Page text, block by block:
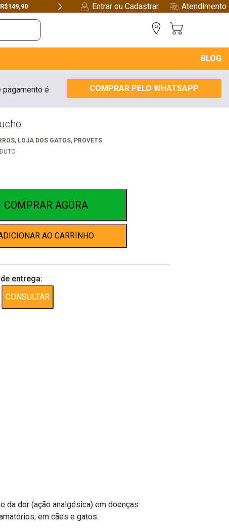
FRETE GRÁTIS PARA GOIÁSEM COMPRASACIMA DE R$299,90
Next
Entrar ou Cadastrar
Atendimento
BLOG
é
COMPRAR PELO WHATSAPP
, LOJA DOS GATOS, PROVETS
COMPRAR AGORA
AO CARRINHO
entrega:
CONSULTAR
da dor (ação analgésica) em doenças
em cães e gatos.